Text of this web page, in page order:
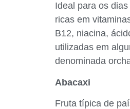
Ideal para os
ricas em
B12, niacina,
utilizadas em
denominada
Abacaxi
Fruta típica de